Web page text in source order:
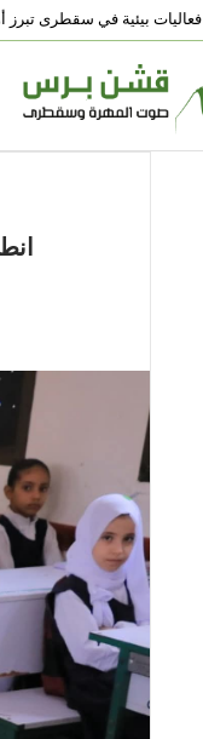
فعاليات بيئية في سقطرى تبرز